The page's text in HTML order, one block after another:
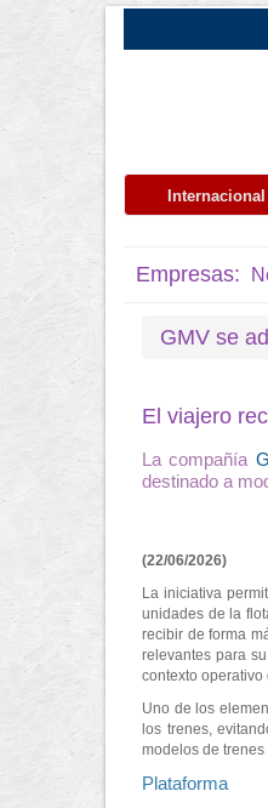
Internacional
Empresas:
GMV se
El viajero
La compañía
destinado a
(22/06/2026)
La iniciativa
unidades de la
recibir de forma
relevantes para
contexto operativo
Uno de los
los trenes,
modelos de
Plataforma